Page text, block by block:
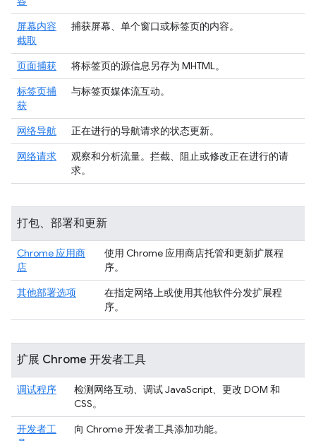
屏幕内容
截取
捕获屏幕、单个窗口或标签页的内容。
页面捕获
将标签页的源信息另存为 MHTML。
标签页捕
获
与标签页媒体流互动。
网络导航
正在进行的导航请求的状态更新。
网络请求
观察和分析流量。拦截、阻止或修改正在进行的请
求。
打包、部署和更新
Chrome 应用商
店
使用 Chrome 应用商店托管和更新扩展程
序。
其他部署选项
在指定网络上或使用其他软件分发扩展程
序。
扩展 Chrome 开发者工具
调试程序
检测网络互动、调试 JavaScript、更改 DOM 和
CSS。
开发者工
向 Chrome 开发者工具添加功能。